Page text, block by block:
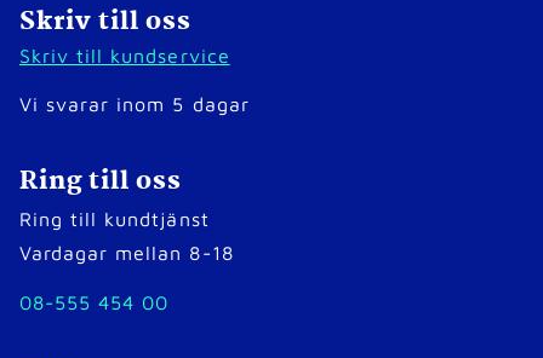
Skriv till oss
Skriv till kundservice
Vi svarar inom 5 dagar
Ring till oss
Ring till kundtjänst
Vardagar mellan 8-18
08-555 454 00